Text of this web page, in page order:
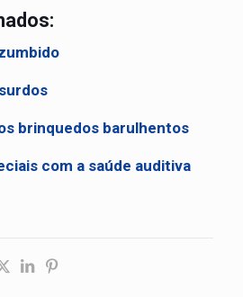
brinquedos barulhentos
com a saúde auditiva